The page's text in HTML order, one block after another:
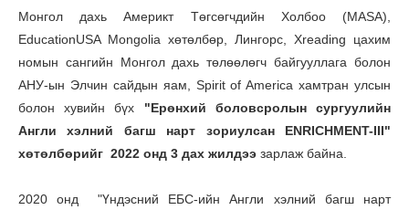
Монгол дахь Америкт Төгсөгчдийн Холбоо (MASA),
EducationUSA Mongolia хөтөлбөр, Лингорс, Xreading цахим
номын сангийн Монгол дахь төлөөлөгч байгууллага болон
АНУ-ын Элчин сайдын яам, Spirit of America хамтран улсын
болон хувийн бүх "Ерөнхий боловсролын сургуулийн
Англи хэлний багш нарт зориулсан ENRICHMENT-III"
хөтөлбөрийг 2022 онд 3 дах жилдээ зарлаж байна.
2020 онд "Үндэсний ЕБС-ийн Англи хэлний багш нарт